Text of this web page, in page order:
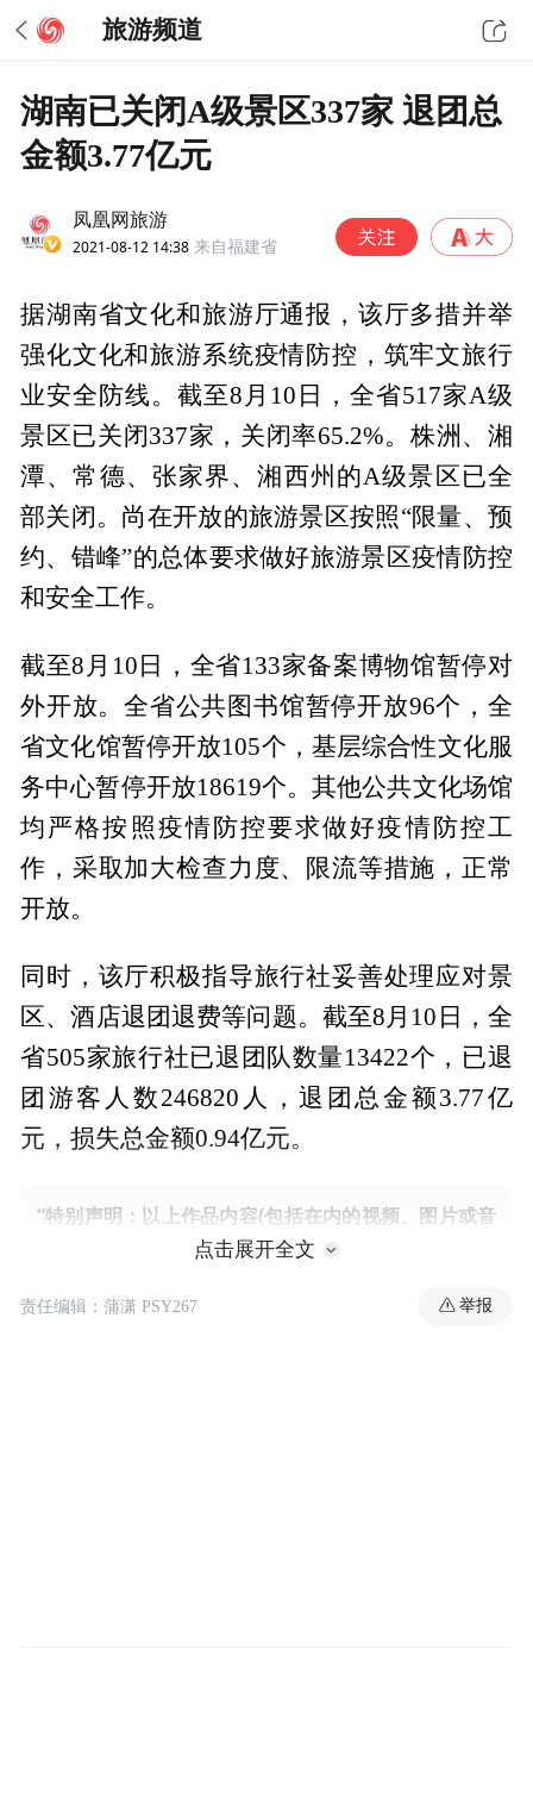
旅游频道
湖南已关闭A级景区337家 退团总
金额3.77亿元
凤凰网旅游
2021-08-12 14:38 来自福建省
据湖南省文化和旅游厅通报，该厅多措并举
强化文化和旅游系统疫情防控，筑牢文旅行
业安全防线。截至8月10日，全省517家A级
景区已关闭337家，关闭率65.2%。株洲、湘
潭、常德、张家界、湘西州的A级景区已全
部关闭。尚在开放的旅游景区按照“限量、预
约、错峰”的总体要求做好旅游景区疫情防控
和安全工作。
截至8月10日，全省133家备案博物馆暂停对
外开放。全省公共图书馆暂停开放96个，全
省文化馆暂停开放105个，基层综合性文化服
务中心暂停开放18619个。其他公共文化场馆
均严格按照疫情防控要求做好疫情防控工
作，采取加大检查力度、限流等措施，正常
开放。
同时，该厅积极指导旅行社妥善处理应对景
区、酒店退团退费等问题。截至8月10日，全
省505家旅行社已退团队数量13422个，已退
团游客人数246820人，退团总金额3.77亿
元，损失总金额0.94亿元。
“特别声明：以上作品内容(包括在内的视频、图片或音
频)为凤凰网旗下自媒体平台“大风号”用户上传并发
Notice: The content above (including the videos,
pictures and audios if any) is uploaded and posted
点击展开全文
责任编辑：蒲潇 PSY267 举报